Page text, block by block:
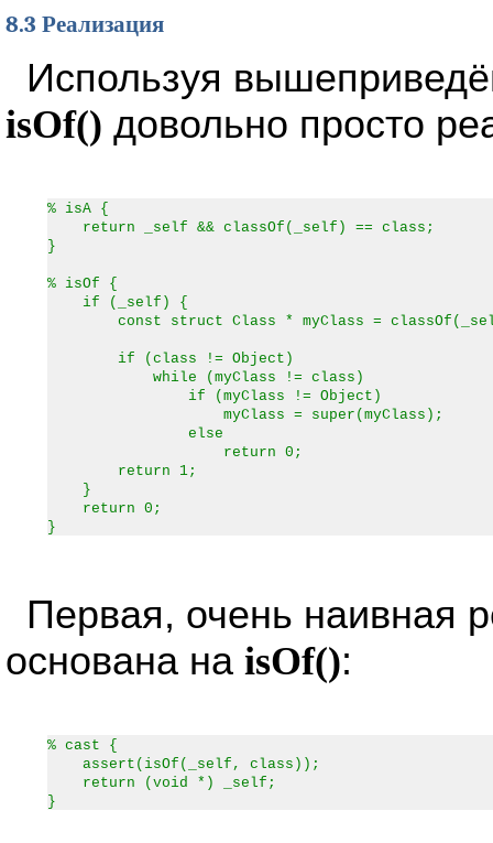
8.3 Реализация
Используя
isOf() довольно просто
% isA {
return _self && classOf(_self) == class;
}
% isOf {
if (_self) {
const struct Class * myClass =
if (class != Object)
while (myClass != class)
if (myClass != Object)
myClass = super(myClass);
else
return 0;
return 1;
}
return 0;
}
Первая, очень наивная
основана на isOf():
% cast {
assert(isOf(_self, class));
return (void *) _self;
}